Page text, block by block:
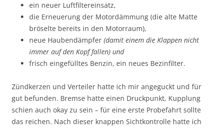
ein neuer Luftfiltereinsatz,
die Erneuerung der Motordämmung (die alte Matte
bröselte bereits in den Motorraum),
neue Haubendämpfer (damit einem die Klappen nicht
immer auf den Kopf fallen) und
frisch eingefülltes Benzin, ein neues Bezinfilter.
Zündkerzen und Verteiler hatte ich mir angeguckt und für
gut befunden. Bremse hatte einen Druckpunkt, Kupplung
schien auch okay zu sein – für eine erste Probefahrt sollte
das reichen. Nach dieser knappen Sichtkontrolle hatte ich